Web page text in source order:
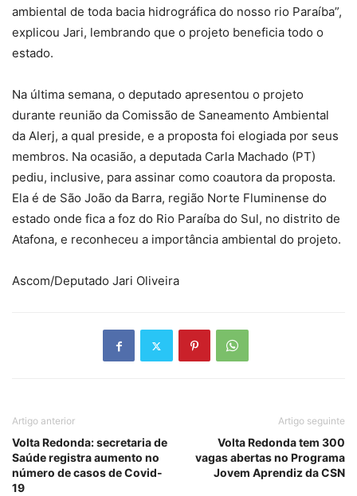
ambiental de toda bacia hidrográfica do nosso rio Paraíba”,
explicou Jari, lembrando que o projeto beneficia todo o
estado.
Na última semana, o deputado apresentou o projeto
durante reunião da Comissão de Saneamento Ambiental
da Alerj, a qual preside, e a proposta foi elogiada por seus
membros. Na ocasião, a deputada Carla Machado (PT)
pediu, inclusive, para assinar como coautora da proposta.
Ela é de São João da Barra, região Norte Fluminense do
estado onde fica a foz do Rio Paraíba do Sul, no distrito de
Atafona, e reconheceu a importância ambiental do projeto.
Ascom/Deputado Jari Oliveira
Artigo anterior
Volta Redonda: secretaria de
Saúde registra aumento no
número de casos de Covid-
19
Artigo seguinte
Volta Redonda tem 300
vagas abertas no Programa
Jovem Aprendiz da CSN